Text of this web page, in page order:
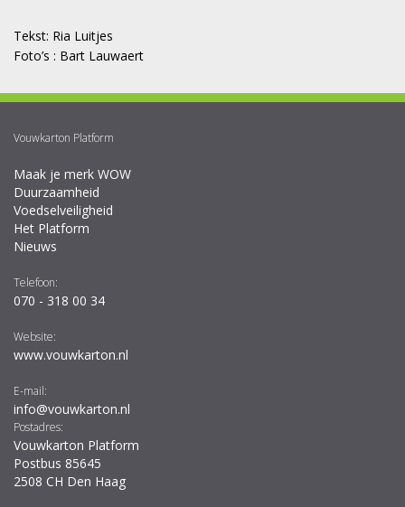
Tekst: Ria Luitjes
Foto’s : Bart Lauwaert
Vouwkarton Platform
Maak je merk WOW
Duurzaamheid
Voedselveiligheid
Het Platform
Nieuws
Telefoon:
070 - 318 00 34
Website:
www.vouwkarton.nl
E-mail:
info@vouwkarton.nl
Postadres:
Vouwkarton Platform
Postbus 85645
2508 CH Den Haag